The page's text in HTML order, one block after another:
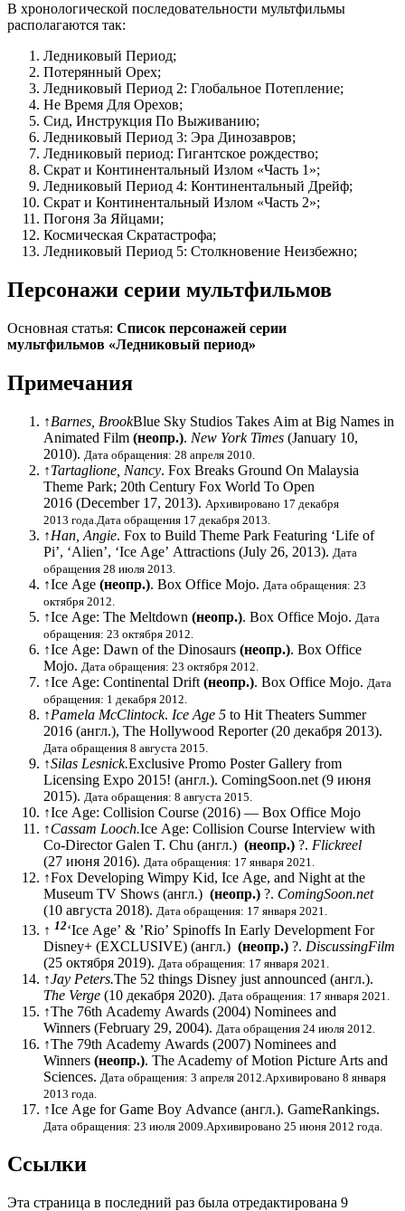
В хронологической последовательности мультфильмы
располагаются так:
Ледниковый Период;
Потерянный Орех;
Ледниковый Период 2: Глобальное Потепление;
Не Время Для Орехов;
Сид, Инструкция По Выживанию;
Ледниковый Период 3: Эра Динозавров;
Ледниковый период: Гигантское рождество;
Скрат и Континентальный Излом «Часть 1»;
Ледниковый Период 4: Континентальный Дрейф;
Скрат и Континентальный Излом «Часть 2»;
Погоня За Яйцами;
Космическая Скратастрофа;
Ледниковый Период 5: Столкновение Неизбежно;
Персонажи серии мультфильмов
Основная статья: Список персонажей серии
мультфильмов «Ледниковый период»
Примечания
↑Barnes, BrookBlue Sky Studios Takes Aim at Big Names in
Animated Film (неопр.). New York Times (January 10,
2010). Дата обращения: 28 апреля 2010.
↑Tartaglione, Nancy. Fox Breaks Ground On Malaysia
Theme Park; 20th Century Fox World To Open
2016 (December 17, 2013). Архивировано 17 декабря
2013 года. Дата обращения 17 декабря 2013.
↑Han, Angie. Fox to Build Theme Park Featuring ‘Life of
Pi’, ‘Alien’, ‘Ice Age’ Attractions (July 26, 2013). Дата
обращения 28 июля 2013.
↑Ice Age (неопр.). Box Office Mojo. Дата обращения: 23
октября 2012.
↑Ice Age: The Meltdown (неопр.). Box Office Mojo. Дата
обращения: 23 октября 2012.
↑Ice Age: Dawn of the Dinosaurs (неопр.). Box Office
Mojo. Дата обращения: 23 октября 2012.
↑Ice Age: Continental Drift (неопр.). Box Office Mojo. Дата
обращения: 1 декабря 2012.
↑Pamela McClintock. Ice Age 5 to Hit Theaters Summer
2016 (англ.), The Hollywood Reporter (20 декабря 2013).
Дата обращения 8 августа 2015.
↑Silas Lesnick.Exclusive Promo Poster Gallery from
Licensing Expo 2015! (англ.). ComingSoon.net (9 июня
2015). Дата обращения: 8 августа 2015.
↑Ice Age: Collision Course (2016) — Box Office Mojo
↑Cassam Looch.Ice Age: Collision Course Interview with
Co-Director Galen T. Chu (англ.) (неопр.) ?. Flickreel
(27 июня 2016). Дата обращения: 17 января 2021.
↑Fox Developing Wimpy Kid, Ice Age, and Night at the
Museum TV Shows (англ.) (неопр.) ?. ComingSoon.net
(10 августа 2018). Дата обращения: 17 января 2021.
↑ 12‘Ice Age’ & ’Rio’ Spinoffs In Early Development For
Disney+ (EXCLUSIVE) (англ.) (неопр.) ?. DiscussingFilm
(25 октября 2019). Дата обращения: 17 января 2021.
↑Jay Peters.The 52 things Disney just announced (англ.).
The Verge (10 декабря 2020). Дата обращения: 17 января 2021.
↑The 76th Academy Awards (2004) Nominees and
Winners (February 29, 2004). Дата обращения 24 июля 2012.
↑The 79th Academy Awards (2007) Nominees and
Winners (неопр.). The Academy of Motion Picture Arts and
Sciences. Дата обращения: 3 апреля 2012. Архивировано 8 января
2013 года.
↑Ice Age for Game Boy Advance (англ.). GameRankings.
Дата обращения: 23 июля 2009. Архивировано 25 июня 2012 года.
Ссылки
Эта страница в последний раз была отредактирована 9